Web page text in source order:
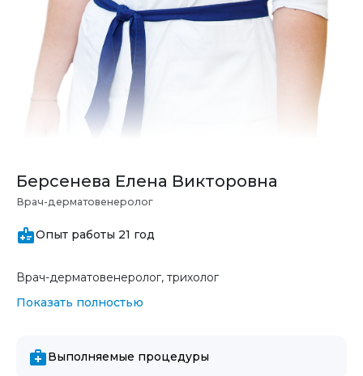
Берсенева Елена Викторовна
Врач-дерматовенеролог
Опыт работы 21 год
Врач-дерматовенеролог, трихолог
Показать полностью
Выполняемые процедуры